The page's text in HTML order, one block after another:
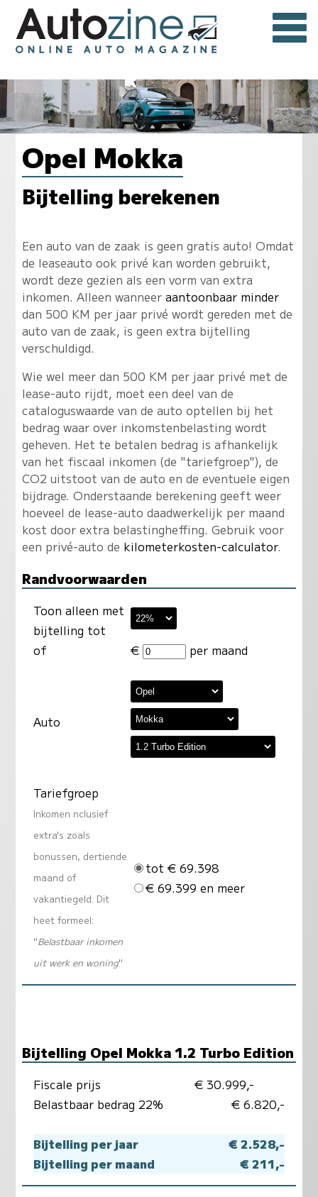
Opel Mokka
Bijtelling berekenen
Een auto van de zaak is geen gratis auto! Omdat
de leaseauto ook privé kan worden gebruikt,
wordt deze gezien als een vorm van extra
inkomen. Alleen wanneer aantoonbaar minder
dan 500 KM per jaar privé wordt gereden met de
auto van de zaak, is geen extra bijtelling
verschuldigd.
Wie wel meer dan 500 KM per jaar privé met de
lease-auto rijdt, moet een deel van de
cataloguswaarde van de auto optellen bij het
bedrag waar over inkomstenbelasting wordt
geheven. Het te betalen bedrag is afhankelijk
van het fiscaal inkomen (de "tariefgroep"), de
CO2 uitstoot van de auto en de eventuele eigen
bijdrage. Onderstaande berekening geeft weer
hoeveel de lease-auto daadwerkelijk per maand
kost door extra belastingheffing. Gebruik voor
een privé-auto de kilometerkosten-calculator.
Randvoorwaarden
Toon alleen met
bijtelling tot
of
€ per maand
Auto
Tariefgroep
Inkomen nclusief
extra's zoals
bonussen, dertiende
maand of
vakantiegeld. Dit
heet formeel:
"Belastbaar inkomen
uit werk en woning"
tot € 69.398
€ 69.399 en meer
Bijtelling Opel Mokka 1.2 Turbo Edition
Fiscale prijs
€ 30.999,-
Belastbaar bedrag 22%
€ 6.820,-
Bijtelling per jaar
€ 2.528,-
Bijtelling per maand
€ 211,-